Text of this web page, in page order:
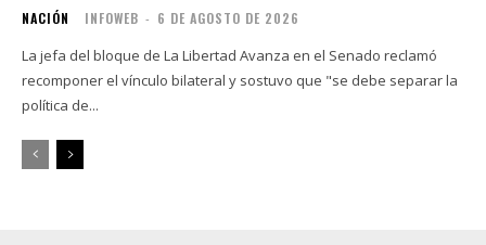
NACIÓN INFOWEB - 6 DE AGOSTO DE 2026
La jefa del bloque de La Libertad Avanza en el Senado reclamó
recomponer el vínculo bilateral y sostuvo que "se debe separar la
política de...